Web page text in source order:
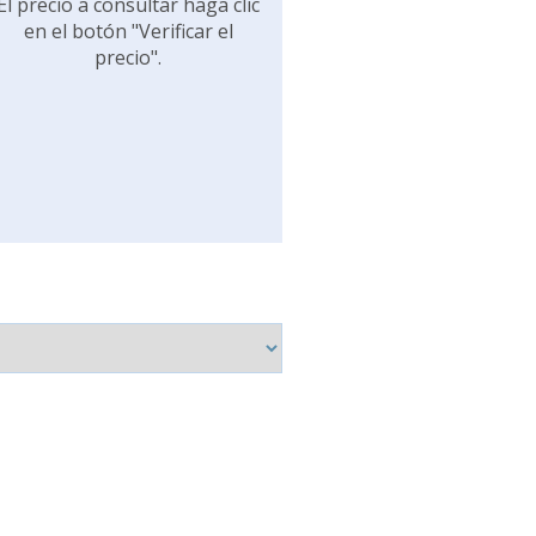
en el botón "Verificar el
precio".